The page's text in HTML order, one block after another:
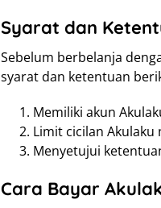
Syarat dan
Sebelum berbelanja
syarat dan ketentuan
Memiliki akun
Limit cicilan
Menyetujui
Cara Bayar